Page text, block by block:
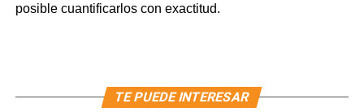
posible cuantificarlos con exactitud.
TE PUEDE INTERESAR